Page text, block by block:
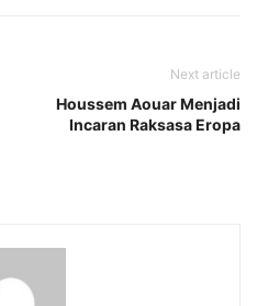
Next article
Houssem Aouar Menjadi
Incaran Raksasa Eropa